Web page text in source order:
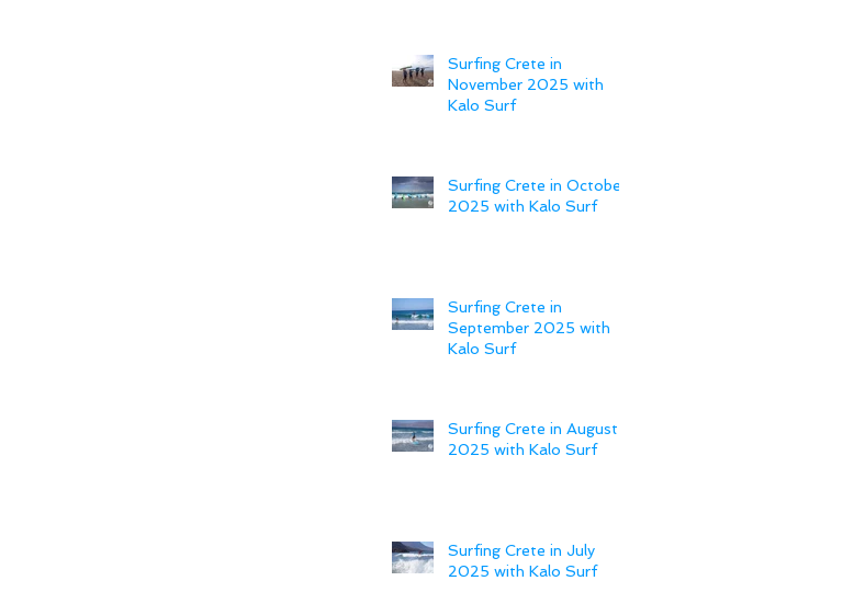
Surfing Crete in
November 2025 with
Kalo Surf
Surfing Crete in October
2025 with Kalo Surf
Surfing Crete in
September 2025 with
Kalo Surf
Surfing Crete in August
2025 with Kalo Surf
Surfing Crete in July
2025 with Kalo Surf